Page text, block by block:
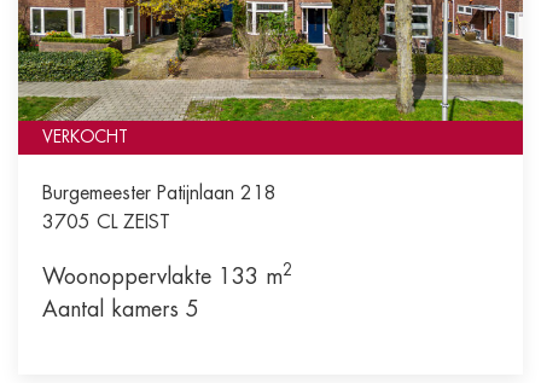
VERKOCHT
Burgemeester Patijnlaan 218
3705 CL ZEIST
Woonoppervlakte 133 m2
Aantal kamers 5